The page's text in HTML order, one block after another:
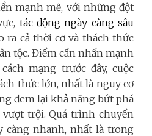
mạnh mẽ, với những đột
tác động ngày càng sâu
ra cả thời cơ và thách thức
tộc. Điểm cần nhấn mạnh
mạng trước đây, cuộc
thức lớn, nhất là nguy cơ
đem lại khả năng bứt phá
vượt trội. Quá trình chuyển
càng nhanh, nhất là trong